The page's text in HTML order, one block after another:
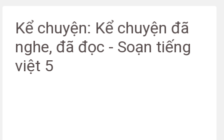
Kể chuyện: Kể chuyện đã
nghe, đã đọc - Soạn tiếng
việt 5